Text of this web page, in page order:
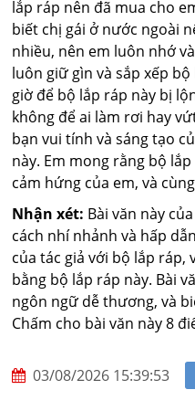
lắp ráp nên đã mua cho
biết chị gái ở nước ngoài
nhiều, nên em luôn nhớ
luôn giữ gìn và sắp xếp
giờ để bộ lắp ráp này bị
không để ai làm rơi hay
bạn vui tính và sáng tạo
này. Em mong rằng bộ
cảm hứng của em, và
Nhận xét: Bài văn này
cách nhí nhảnh và hấp
của tác giả với bộ lắp ráp,
bằng bộ lắp ráp này. Bài
ngôn ngữ dễ thương, và
Chấm cho bài văn này 8
03/08/2026 15:39:53